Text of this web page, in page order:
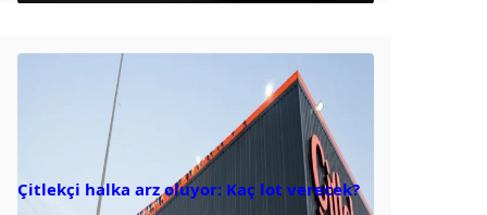
Çitlekçi halka arz oluyor: Kaç lot verecek?